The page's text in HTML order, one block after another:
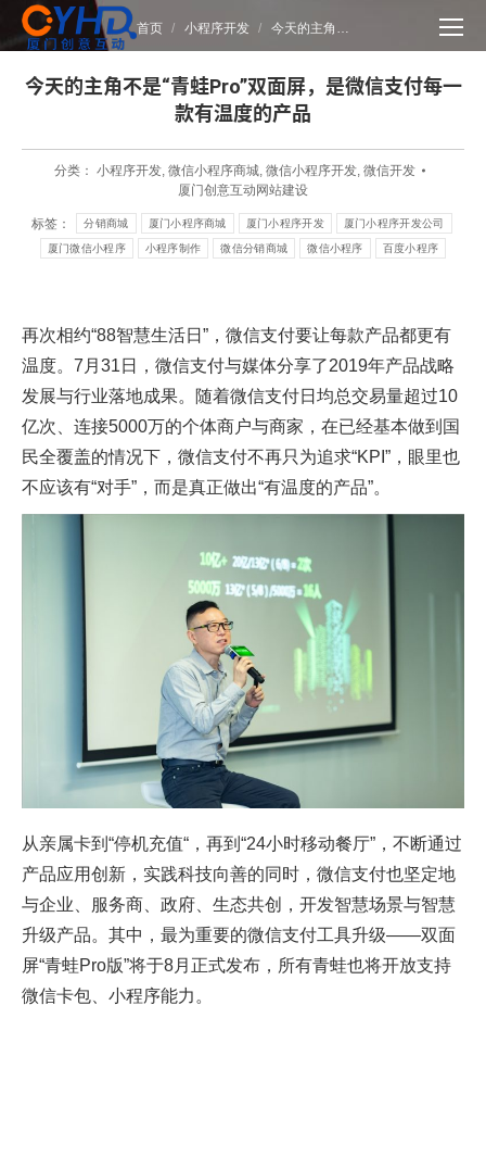
您在这里：
首页 小程序开发 今天的主角…
今天的主角不是“青蛙Pro”双面屏，是微信支付每一
款有温度的产品
分类： 小程序开发, 微信小程序商城, 微信小程序开发, 微信开发
厦门创意互动网站建设
标签： 分销商城 厦门小程序商城 厦门小程序开发 厦门小程序开发公司
厦门微信小程序 小程序制作 微信分销商城 微信小程序 百度小程序
再次相约“88智慧生活日”，微信支付要让每款产品都更有
温度。7月31日，微信支付与媒体分享了2019年产品战略
发展与行业落地成果。随着微信支付日均总交易量超过10
亿次、连接5000万的个体商户与商家，在已经基本做到国
民全覆盖的情况下，微信支付不再只为追求“KPI”，眼里也
不应该有“对手”，而是真正做出“有温度的产品”。
从亲属卡到“停机充值“，再到“24小时移动餐厅”，不断通过
产品应用创新，实践科技向善的同时，微信支付也坚定地
与企业、服务商、政府、生态共创，开发智慧场景与智慧
升级产品。其中，最为重要的微信支付工具升级——双面
屏“青蛙Pro版”将于8月正式发布，所有青蛙也将开放支持
微信卡包、小程序能力。